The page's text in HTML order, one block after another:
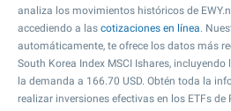
analiza los movimientos históricos de
accediendo a las cotizaciones en línea.
automáticamente, te ofrece los datos más
South Korea Index MSCI Ishares,
la demanda a 166.70 USD. Obtén toda la
realizar inversiones efectivas en los ETFs de